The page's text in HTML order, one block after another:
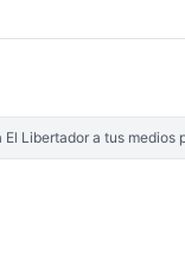
El Libertador a tus medios